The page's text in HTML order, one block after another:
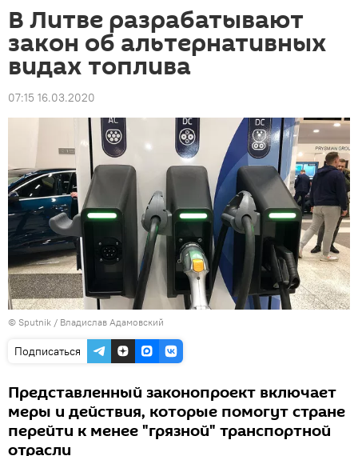
В Литве разрабатывают
закон об альтернативных
видах топлива
07:15 16.03.2020
© Sputnik / Владислав Адамовский
Подписаться
Представленный законопроект включает
меры и действия, которые помогут стране
перейти к менее "грязной" транспортной
отрасли